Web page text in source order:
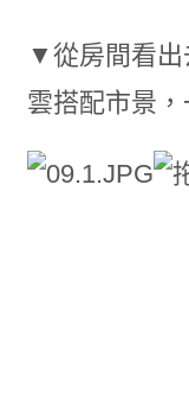
▼從房間看出
雲搭配市景